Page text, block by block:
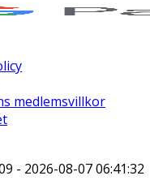
medlemsvillkor
- 2026-08-07 06:41:32